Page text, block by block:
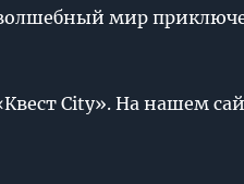
мир
City». На нашем